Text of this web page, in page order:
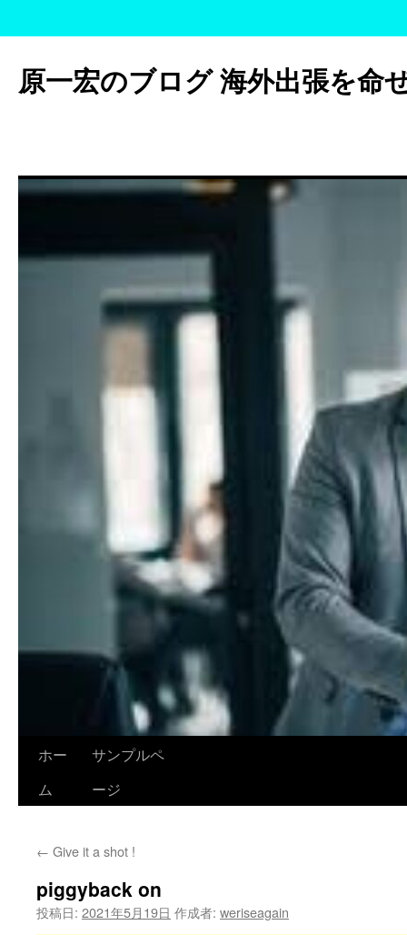
テ
ン
ッ
プ
原一宏のブログ 海外出張を命
ホー
ム
サンプルペ
ージ
← Give it a shot !
piggyback on
投稿日: 2021年5月19日 作成者: weriseagain